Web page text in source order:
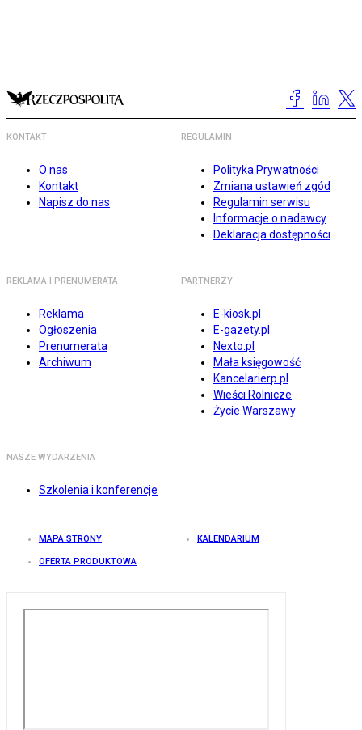
KONTAKT
O nas
Kontakt
Napisz do nas
REGULAMIN
Polityka Prywatności
Zmiana ustawień zgód
Regulamin serwisu
Informacje o nadawcy
Deklaracja dostępności
REKLAMA I PRENUMERATA
Reklama
Ogłoszenia
Prenumerata
Archiwum
PARTNERZY
E-kiosk.pl
E-gazety.pl
Nexto.pl
Mała księgowość
Kancelarierp.pl
Wieści Rolnicze
Życie Warszawy
NASZE WYDARZENIA
Szkolenia i konferencje
MAPA STRONY KALENDARIUM
OFERTA PRODUKTOWA